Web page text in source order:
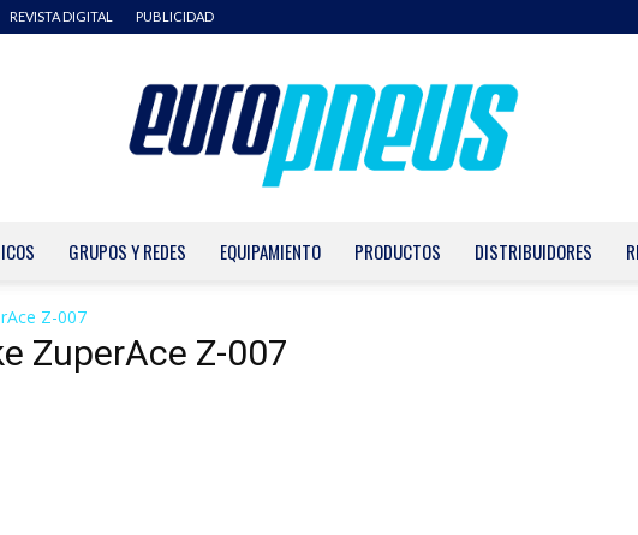
REVISTA DIGITAL PUBLICIDAD
GRUPOS Y REDES EQUIPAMIENTO PRODUCTOS DISTRIBUIDORES
Z-007
ZuperAce Z-007